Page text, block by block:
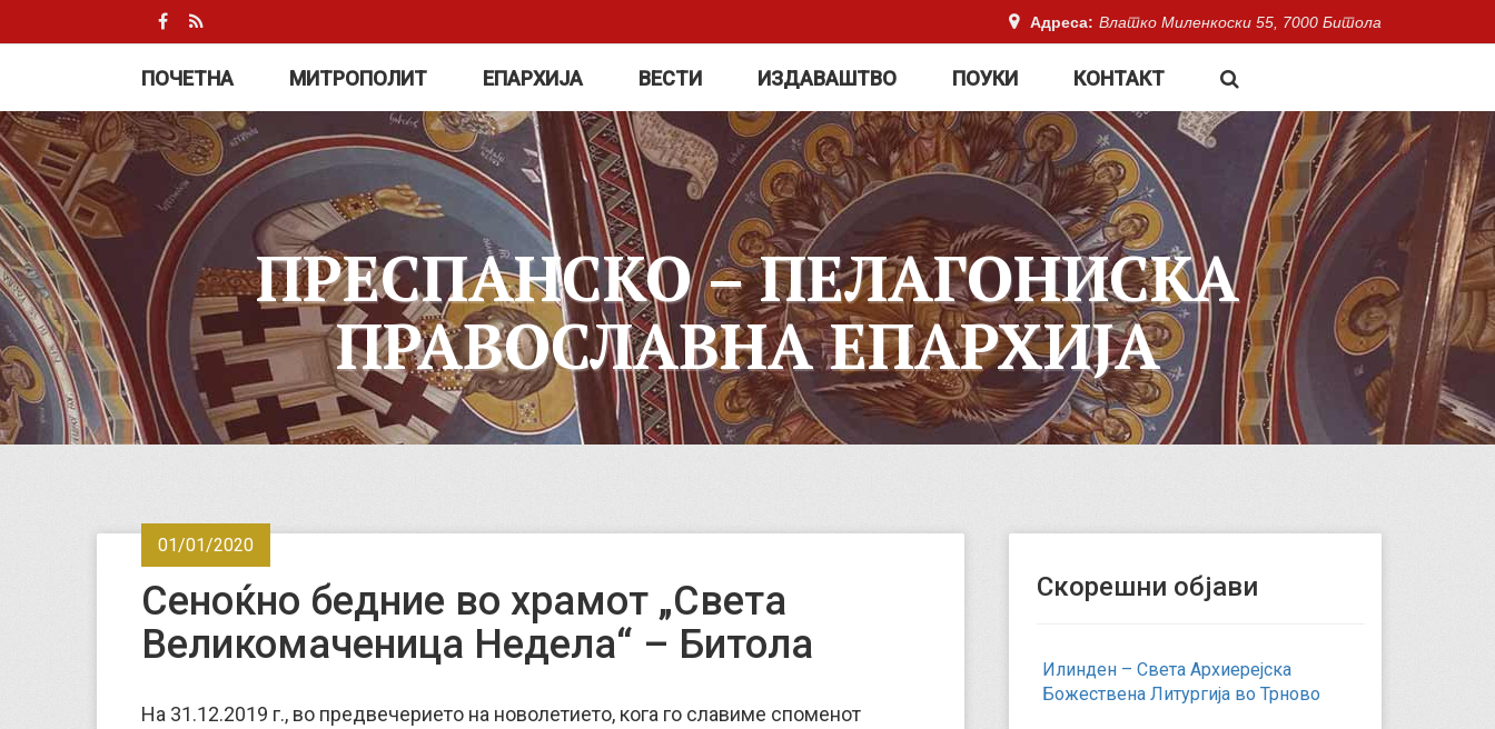
Адреса: Влатко Миленкоски 55, 7000 Битола
ПОЧЕТНА МИТРОПОЛИТ ЕПАРХИЈА ВЕСТИ ИЗДАВАШТВО ПОУКИ КОНТАКТ
ПРЕСПАНСКО – ПЕЛАГОНИСКА
ПРАВОСЛАВНА ЕПАРХИЈА
01/01/2020
Сеноќно бедние во храмот „Света
Великомаченица Недела“ – Битола
На 31.12.2019 г., во предвечерието на новолетието, кога го славиме споменот
Скорешни објави
Илинден – Света Архиерејска
Божествена Литургија во Трново